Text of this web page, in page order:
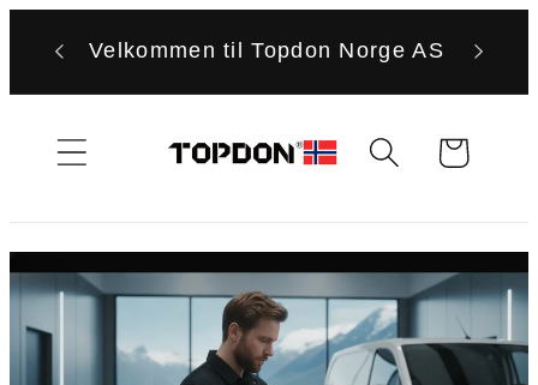
videre til
Velkommen til Topdon Norge AS
Handlekurv